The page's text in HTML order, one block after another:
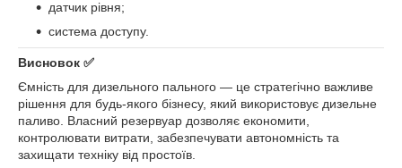
датчик рівня;
система доступу.
Висновок ✅
Ємність для дизельного пального — це стратегічно важливе
рішення для будь-якого бізнесу, який використовує дизельне
паливо. Власний резервуар дозволяє економити,
контролювати витрати, забезпечувати автономність та
захищати техніку від простоїв.